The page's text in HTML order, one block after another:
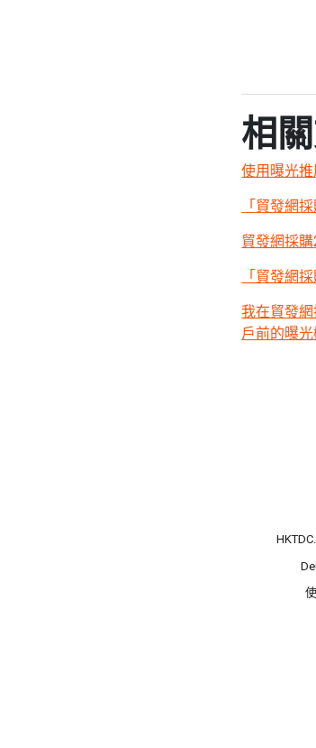
相
使用曝光
「貿發網
貿發網採
「貿發網
我在貿發
戶前的曝光